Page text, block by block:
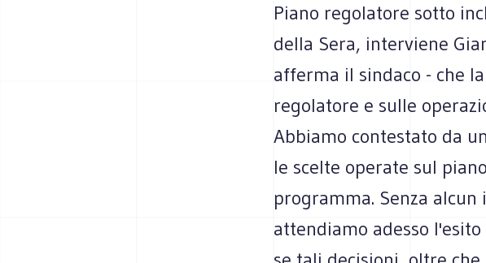
Piano regolatore sotto
della Sera, interviene
afferma il sindaco - che
regolatore e sulle
Abbiamo contestato da
le scelte operate sul
programma. Senza
attendiamo adesso